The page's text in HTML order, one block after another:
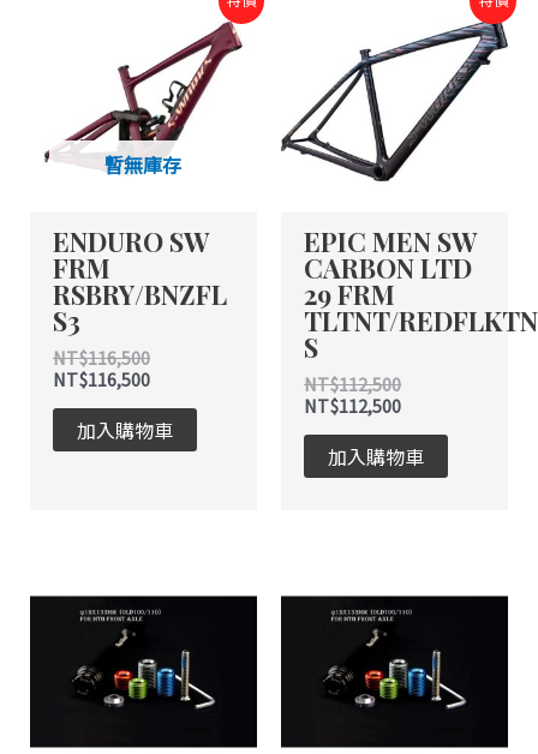
暫無庫存
ENDURO SW
FRM
RSBRY/BNZFL
S3
NT$116,500
格：
NT$116,500。
NT$116,500
格：
NT$116,500。
加入購物車
EPIC MEN SW
CARBON LTD
29 FRM
TLTNT/
S
NT$112,500
價
格：
NT$112,500。
NT$112,500
價
格：
NT$112,500。
加入購物車